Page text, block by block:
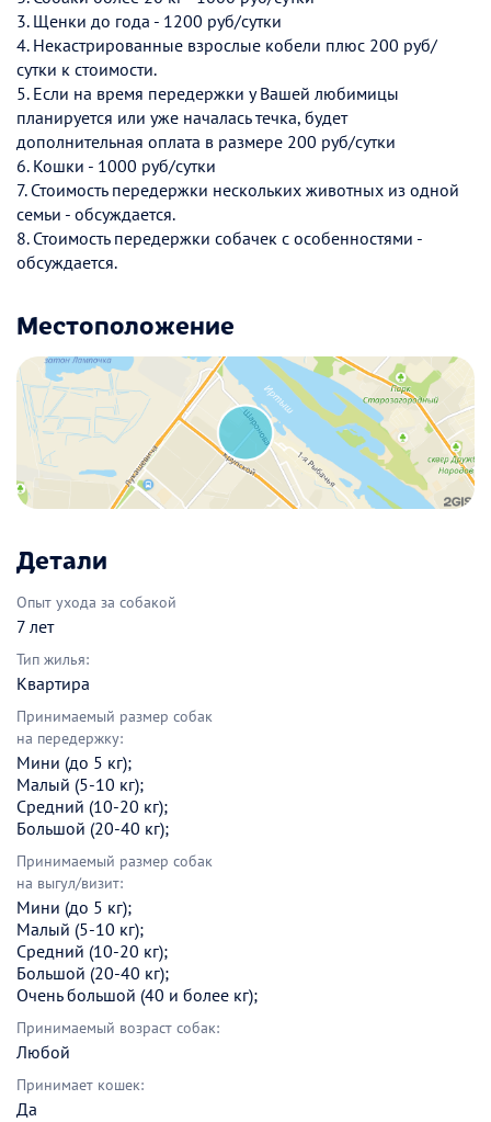
3. Щенки до года - 1200 руб/сутки
4. Некастрированные взрослые кобели плюс 200 руб/
сутки к стоимости.
5. Если на время передержки у Вашей любимицы
планируется или уже началась течка, будет
дополнительная оплата в размере 200 руб/сутки
6. Кошки - 1000 руб/сутки
7. Стоимость передержки нескольких животных из одной
семьи - обсуждается.
8. Стоимость передержки собачек с особенностями -
обсуждается.
Местоположение
Детали
Опыт ухода за собакой
7 лет
Тип жилья:
Квартира
Принимаемый размер собак
на передержку:
Мини (до 5 кг);
Малый (5-10 кг);
Средний (10-20 кг);
Большой (20-40 кг);
Принимаемый размер собак
на выгул/визит:
Мини (до 5 кг);
Малый (5-10 кг);
Средний (10-20 кг);
Большой (20-40 кг);
Очень большой (40 и более кг);
Принимаемый возраст собак:
Любой
Принимает кошек:
Да